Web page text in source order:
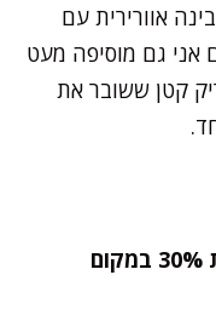
אוורירית עם
אני גם מוסיפה מעט
קטן ששובר את
1. אפשר להשתמש בגבינת שמנת 30% במקום